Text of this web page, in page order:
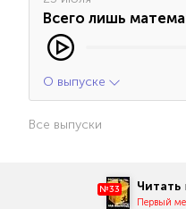
Всего лишь
О выпуске
Все выпуски
№33 Читать
Первый